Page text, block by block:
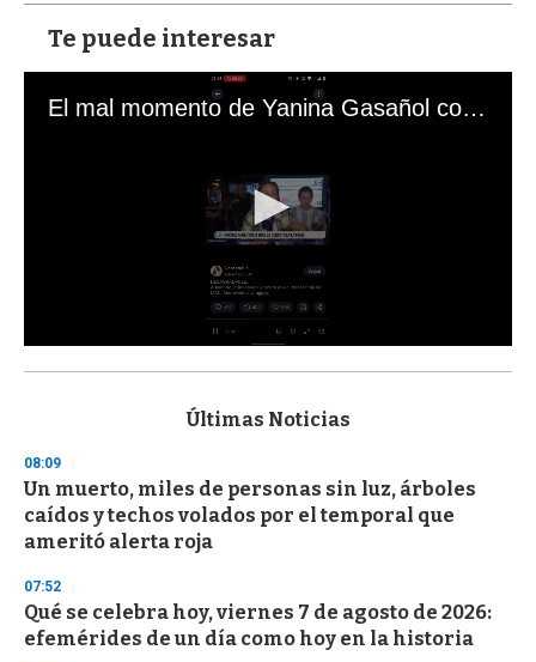
Te puede interesar
El mal momento de Yanina Gasañol con un hincha argentino en "Subrayado"
s
d
s
o
f
3
s
e
c
o
Últimas Noticias
08:09
Un muerto, miles de personas sin luz, árboles
caídos y techos volados por el temporal que
ameritó alerta roja
07:52
Qué se celebra hoy, viernes 7 de agosto de 2026:
efemérides de un día como hoy en la historia